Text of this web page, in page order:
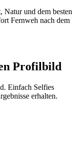
Natur und dem besten
Fernweh nach dem
Profilbild
Einfach Selfies
erhalten.